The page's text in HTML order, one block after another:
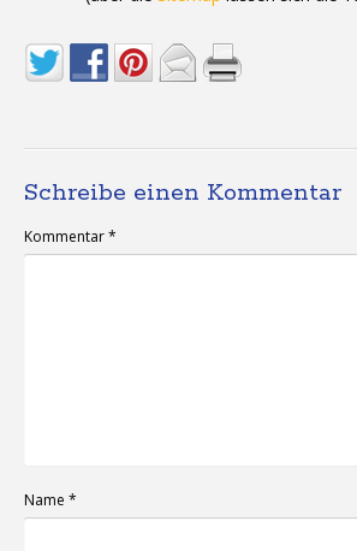
Schreibe einen Kommentar
Kommentar*
Name *